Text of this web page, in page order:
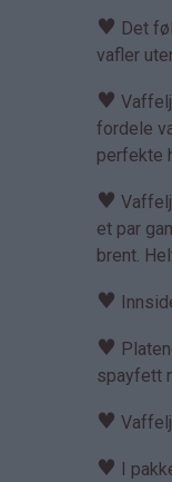
♥ Det
vafler
♥
fordele
perfekte
♥
et par
brent.
♥
♥
spayfett
♥
♥ I